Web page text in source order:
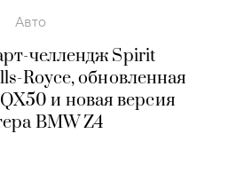
Авто
челлендж Spirit
Royce, обновленная
и новая версия
BMW Z4